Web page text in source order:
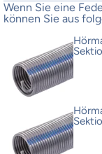
Wenn Sie eine
können Sie aus